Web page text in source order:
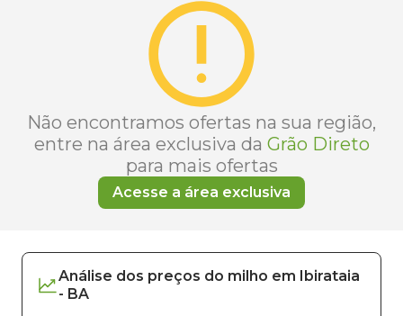
Não encontramos ofertas na sua região,
entre na área exclusiva da Grão Direto
para mais ofertas
Acesse a área exclusiva
Análise dos preços do milho em Ibirataia
- BA